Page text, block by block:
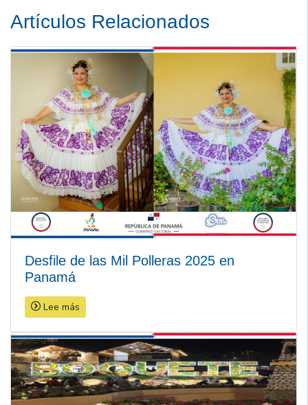
Artículos Relacionados
Desfile de las Mil Polleras 2025 en
Panamá
Lee más